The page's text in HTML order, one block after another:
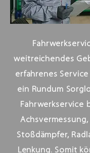
weitreichendes
erfahrenes
ein Rundum
Fahrwerkservice
Stoßdämpfer,
Lenkung. Somit